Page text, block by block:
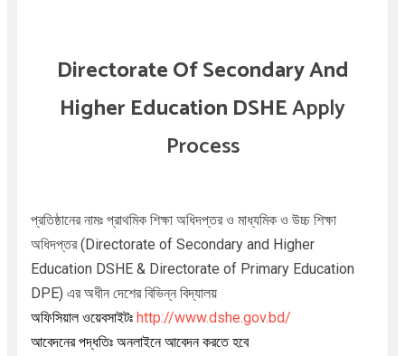
Directorate Of Secondary And
Higher Education DSHEApply
Process
প্রতিষ্ঠানের নামঃপ্রাথমিক শিক্ষা অধিদপ্তর ও মাধ্যমিক ও উচ্চ শিক্ষা
অধিদপ্তর(Directorate of Secondary and Higher
Education DSHE & Directorate of Primary Education
DPE) এর অধীন দেশের বিভিন্ন বিদ্যালয়
অফিসিয়াল ওয়েবসাইটঃ http://www.dshe.gov.bd/
আবেদনের পদ্ধতিঃ অনলাইনেআবেদন করতে হবে